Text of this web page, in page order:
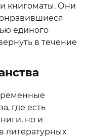
книгоматы. Они
единого
в течение
где есть
но и
литературных